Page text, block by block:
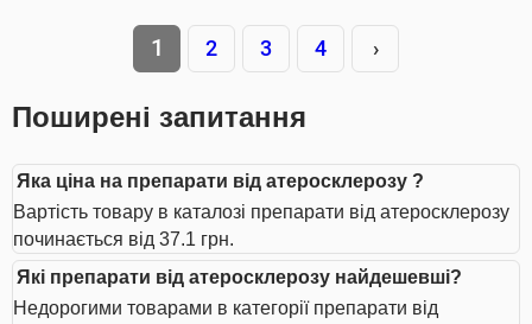
1 2 3 4 ›
Поширені запитання
Яка ціна на препарати від атеросклерозу ?
Вартість товару в каталозі препарати від атеросклерозу
починається від 37.1 грн.
Які препарати від атеросклерозу найдешевші?
Недорогими товарами в категорії препарати від